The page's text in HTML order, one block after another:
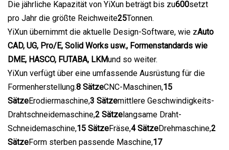
Die jährliche Kapazität von YiXun beträgt bis zu600setzt
pro Jahr die größte Reichweite25Tonnen.
YiXun übernimmt die aktuelle Design-Software, wie zAuto
CAD, UG, Pro/E, Solid Works usw., Formenstandards wie
DME, HASCO, FUTABA, LKMund so weiter.
YiXun verfügt über eine umfassende Ausrüstung für die
Formenherstellung.8 SätzeCNC-Maschinen,15
SätzeErodiermaschine,3 Sätzemittlere Geschwindigkeits-
Drahtschneidemaschine,2 Sätzelangsame Draht-
Schneidemaschine,15 SätzeFräse,4 SätzeDrehmaschine,2
SätzeForm sterben passende Maschine,17